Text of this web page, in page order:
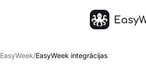
EasyWeek/EasyWeek integrācijas